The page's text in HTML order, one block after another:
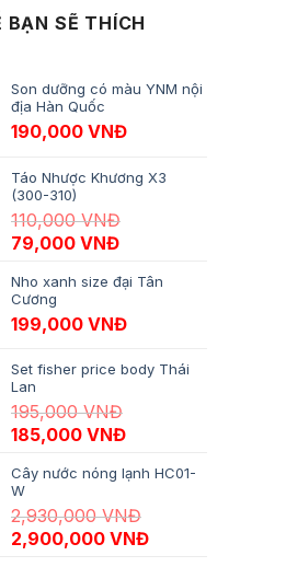
BẠN SẼ THÍCH
Son dưỡng có màu YNM nội
địa Hàn Quốc
190,000 VNĐ
Táo Nhược Khương X3
(300-310)
110,000VNĐ
Giá gốc là: 110,000 VNĐ.
79,000 VNĐGiá hiện tại là:
Nho xanh size đại Tân
Cương
199,000 VNĐ
Set fisher price body Thái
Lan
195,000VNĐ
Giá gốc là: 195,000 VNĐ.
185,000 VNĐGiá hiện tại là:
Cây nước nóng lạnh HC01-
W
2,930,000VNĐ
Giá gốc là: 2,930,000 VNĐ.
2,900,000 VNĐGiá hiện tại là: